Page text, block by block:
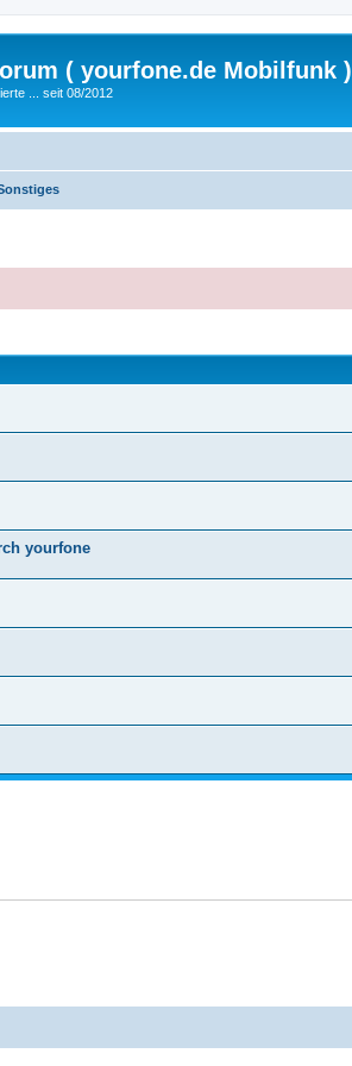
( yourfone.de Mobilfunk )
... seit 08/2012
yourfone